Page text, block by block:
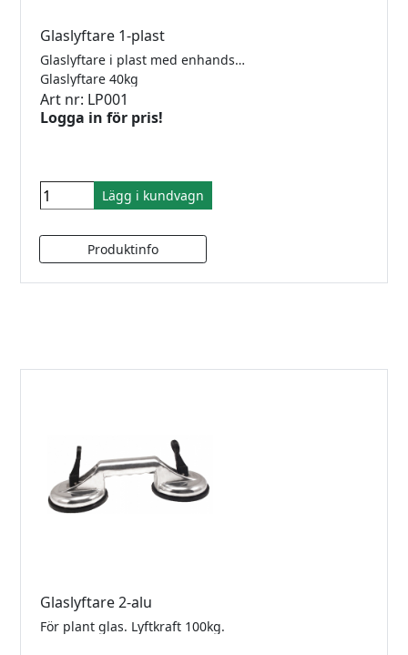
Glaslyftare 1-plast
Glaslyftare i plast med enhandsgrepp. För plant glas, plast, metall och laminat. Lyftkraft 40kg.
Glaslyftare 40kg
Art nr: LP001
Logga in för pris!
Lägg i kundvagn
Glaslyftare 2-alu
För plant glas. Lyftkraft 100kg.